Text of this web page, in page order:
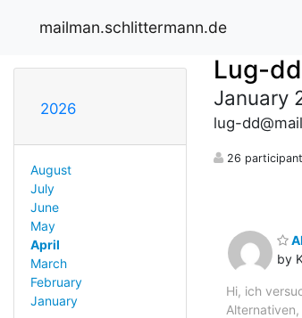
mailman.schlittermann.de
2026
August
July
June
May
April
March
February
January
Lug-dd
January
lug-
26
by
Hi, ich